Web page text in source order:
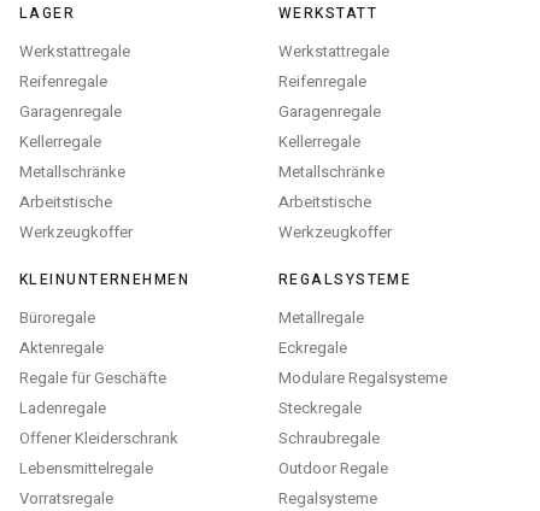
LAGER
Werkstattregale
Reifenregale
Garagenregale
Kellerregale
Metallschränke
Arbeitstische
Werkzeugkoffer
WERKSTATT
Werkstattregale
Reifenregale
Garagenregale
Kellerregale
Metallschränke
Arbeitstische
Werkzeugkoffer
KLEINUNTERNEHMEN
Büroregale
Aktenregale
Regale für Geschäfte
Ladenregale
Offener Kleiderschrank
Lebensmittelregale
Vorratsregale
REGALSYSTEME
Metallregale
Eckregale
Modulare Regalsysteme
Steckregale
Schraubregale
Outdoor Regale
Regalsysteme